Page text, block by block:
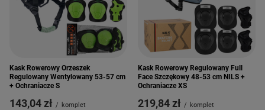
Kask Rowerowy Orzeszek
Regulowany Wentylowany 53-57 cm
+ Ochraniacze S
143,04 zł / komplet
Kask Rowerowy Regulowany Full
Face Szczękowy 48-53 cm NILS +
Ochraniacze XS
219,84 zł / komplet